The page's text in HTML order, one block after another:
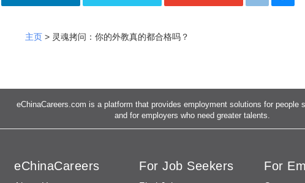
主页 > 灵魂拷问：你的外教真的都合格吗？
eChinaCareers.com is a platform that provides employment solutions for people
and for employers who need greater talents.
eChinaCareers For Job Seekers For